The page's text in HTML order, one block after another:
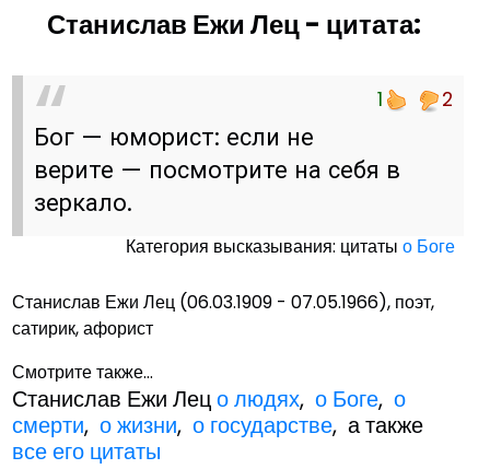
Станислав Ежи Лец - цитата:
1 2
Бог — юморист: если не
верите — посмотрите на себя в
зеркало.
Категория высказывания: цитатыо Боге
Станислав Ежи Лец (06.03.1909 - 07.05.1966), поэт,
сатирик, афорист
Смотрите также...
Станислав Ежи Лецо людях,о Боге,о
смерти,о жизни,о государстве, а также
все его цитаты